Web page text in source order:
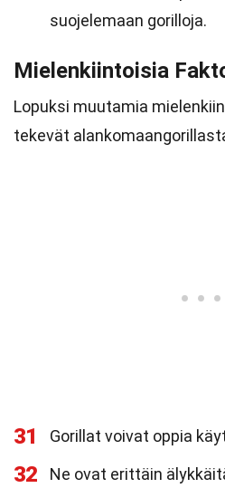
suojelemaan gorilloja.
Mielenkiintoisia
Lopuksi muutamia
tekevät
31 Gorillat voivat oppia
32
Ne ovat erittäin